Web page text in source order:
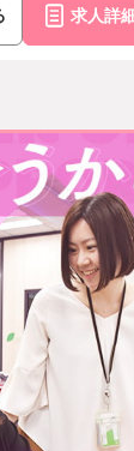
求人詳